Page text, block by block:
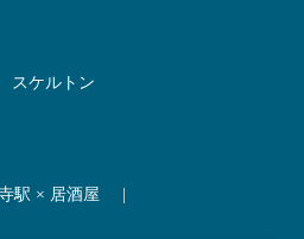
スケルトン
駅 × 居酒屋